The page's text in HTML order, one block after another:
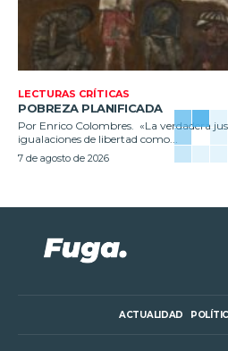
LECTURAS CRÍTICAS
POBREZA PLANIFICADA
Por Enrico Colombres. «La verdadera
igualaciones de libertad como...
7 de agosto de 2026
ACTUALIDAD